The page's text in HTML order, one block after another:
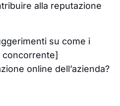
alla reputazione
su come i
online dell’azienda?